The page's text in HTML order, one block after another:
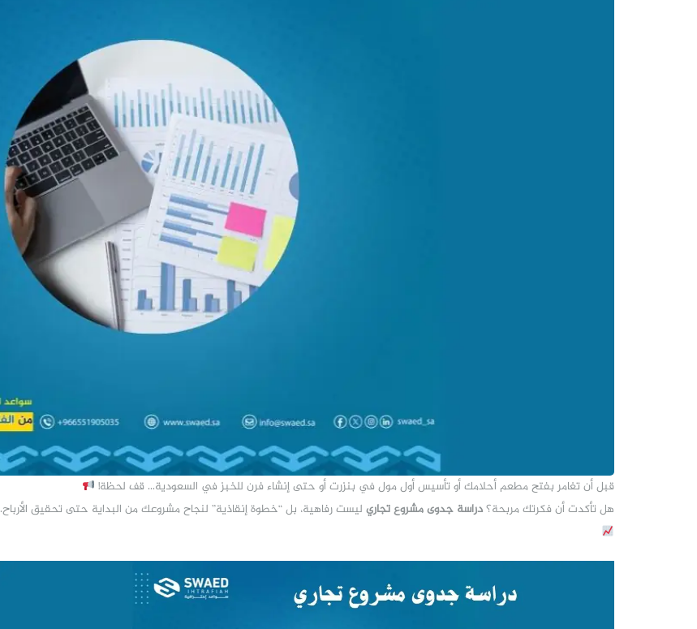
قبل أن تغامر بفتح مطعم أحلامك أو تأسيس أول مول في بنزرت أو حتى إنشاء فرن للخبز في السعودية… قف لحظة!
هل تأكدت أن فكرتك مربحة؟دراسة جدوى مشروع تجاري ليست رفاهية، بل “خطوة إنقاذية” لنجاح مشروعك من البداية حتى تحقيق الأرباح.